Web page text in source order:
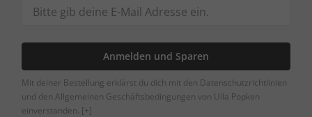
Anmelden und Sparen
Mit deiner Bestellung erklärst du dich mit den Datenschutzrichtlinien
und den Allgemeinen Geschäftsbedingungen von Ulla Popken
einverstanden. [+]